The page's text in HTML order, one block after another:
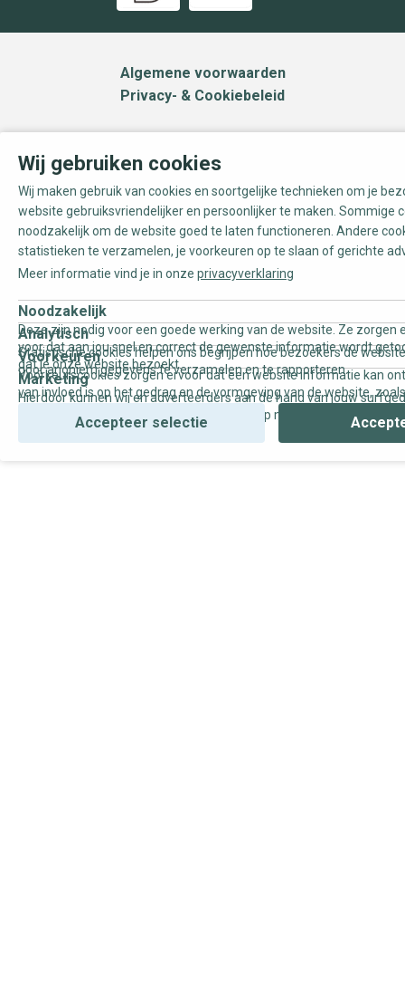
Algemene voorwaarden
Privacy- & Cookiebeleid
Wij gebruiken cookies
Wij maken gebruik van cookies en soortgelijke technieken om je
website gebruiksvriendelijker en persoonlijker te maken. Sommige
noodzakelijk om de website goed te laten functioneren. Andere
statistieken te verzamelen, je voorkeuren op te slaan of gerichte
Meer informatie vind je in onze privacyverklaring
Noodzakelijk
Deze zijn nodig voor een goede werking van de website. Ze zorgen
voor dat aan jou snel en correct de gewenste informatie wordt
dat je onze website bezoekt.
Analytisch
Statistische cookies helpen ons begrijpen hoe bezoekers de
door anoniem gegevens te verzamelen en te rapporteren.
Voorkeuren
Voorkeurscookies zorgen ervoor dat een website informatie kan
van invloed is op het gedrag en de vormgeving van de website,
Marketing
Hierdoor kunnen wij en adverteerders aan de hand van jouw
gepersonaliseerde online advertenties en op maat gemaakte
Accepteer selectie